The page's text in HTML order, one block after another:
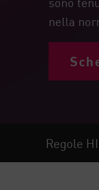
Endpoint
Naviga
Cyber Asset
Correzione
nella
Regole